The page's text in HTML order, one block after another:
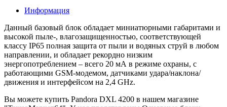
Информация
Данный базовый блок обладает миниатюрными габаритами и
высокой пыле-, влагозащищенностью, соответствующей
классу IP65 полная защита от пыли и водяных струй в любом
направлении, и обладает рекордно низким
энергопотреблением – всего 20 мА в режиме охраны, с
работающими GSM-модемом, датчиками удара/наклона/
движения и интерфейсом на 2,4 GHz.
Вы можете купить Pandora DXL 4200 в нашем магазине